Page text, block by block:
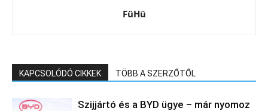
FüHü
KAPCSOLÓDÓ CIKKEK TÖBB A SZERZŐTŐL
Szijjártó és a BYD ügye – már nyomoz